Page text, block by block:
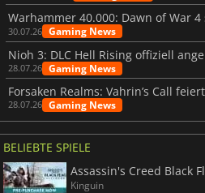
WARHAMMER 3
30.07.26 Gaming News
Nioh 3: DLC Hell Rising offiziell
28.07.26 Gaming News
28.07.26 Gaming News
BELIEBTE SPIELE
Kinguin